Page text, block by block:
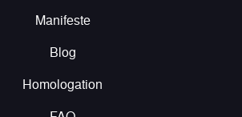
Manifeste
Blog
Homologation